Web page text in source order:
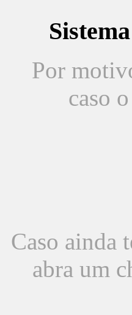
Por
caso
Caso ainda
abra um